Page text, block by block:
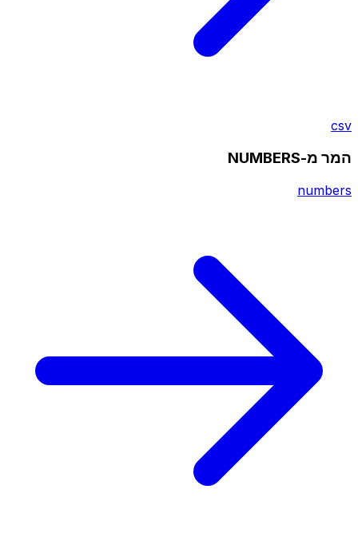
csv
המר מ-NUMBERS
numbers